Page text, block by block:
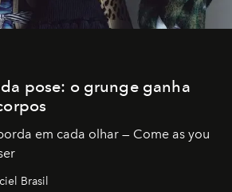
pose: o grunge ganha
em cada olhar — Come as you
Brasil